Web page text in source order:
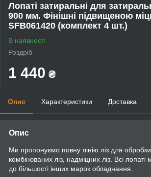
Лопаті затиральні для
900 мм. Фінішні підвищеною
SFB061420 (комплект 4 шт.)
В наявності
Роздріб
1 440 ₴
Опис Характеристики Доставка
Опис
Ми пропонуємо повну лінію ліз для обробки
комбінованих ліз, надміцних ліз. Всі лопаті
до більшості інших марок обладнання.